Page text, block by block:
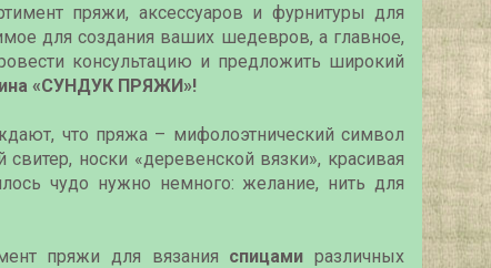
пряжи, аксессуаров и фурнитуры для
для создания ваших шедевров, а главное,
консультацию и предложить широкий
«CУНДУК ПРЯЖИ»!
что пряжа – мифолоэтнический символ
носки «деревенской вязки», красивая
чудо нужно немного: желание, нить для
пряжи для вязания спицамиразличных